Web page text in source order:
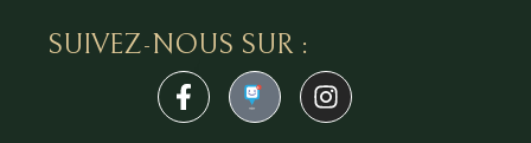
SUIVEZ-NOUS SUR :
1